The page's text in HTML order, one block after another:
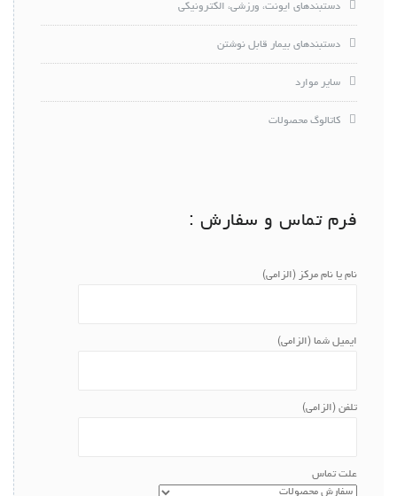
دستبندهای ایونت، ورزشی، الکترونیکی
دستبندهای بیمار قابل نوشتن
سایر موارد
کاتالوگ محصولات
فرم تماس و سفارش :
نام یا نام مرکز (الزامی)
ایمیل شما (الزامی)
تلفن (الزامی)
علت تماس